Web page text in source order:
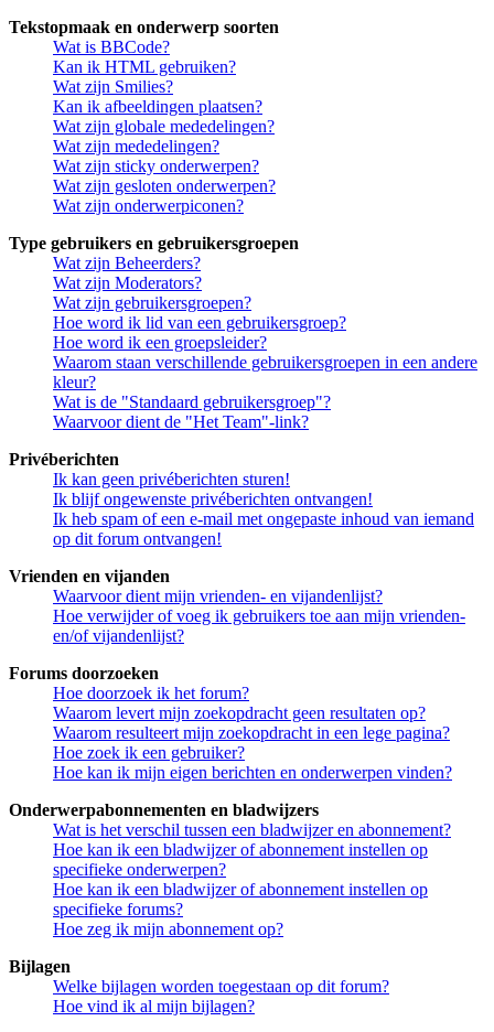
Tekstopmaak en onderwerp soorten
Wat is BBCode?
Kan ik HTML gebruiken?
Wat zijn Smilies?
Kan ik afbeeldingen plaatsen?
Wat zijn globale mededelingen?
Wat zijn mededelingen?
Wat zijn sticky onderwerpen?
Wat zijn gesloten onderwerpen?
Wat zijn onderwerpiconen?
Type gebruikers en gebruikersgroepen
Wat zijn Beheerders?
Wat zijn Moderators?
Wat zijn gebruikersgroepen?
Hoe word ik lid van een gebruikersgroep?
Hoe word ik een groepsleider?
Waarom staan verschillende gebruikersgroepen in een andere
kleur?
Wat is de "Standaard gebruikersgroep"?
Waarvoor dient de "Het Team"-link?
Privéberichten
Ik kan geen privéberichten sturen!
Ik blijf ongewenste privéberichten ontvangen!
Ik heb spam of een e-mail met ongepaste inhoud van iemand
op dit forum ontvangen!
Vrienden en vijanden
Waarvoor dient mijn vrienden- en vijandenlijst?
Hoe verwijder of voeg ik gebruikers toe aan mijn vrienden-
en/of vijandenlijst?
Forums doorzoeken
Hoe doorzoek ik het forum?
Waarom levert mijn zoekopdracht geen resultaten op?
Waarom resulteert mijn zoekopdracht in een lege pagina?
Hoe zoek ik een gebruiker?
Hoe kan ik mijn eigen berichten en onderwerpen vinden?
Onderwerpabonnementen en bladwijzers
Wat is het verschil tussen een bladwijzer en abonnement?
Hoe kan ik een bladwijzer of abonnement instellen op
specifieke onderwerpen?
Hoe kan ik een bladwijzer of abonnement instellen op
specifieke forums?
Hoe zeg ik mijn abonnement op?
Bijlagen
Welke bijlagen worden toegestaan op dit forum?
Hoe vind ik al mijn bijlagen?